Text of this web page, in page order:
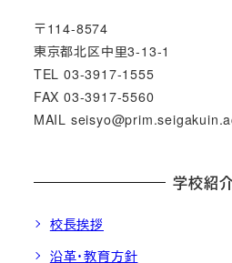
〒114-8574
東京都北区中里3-13-1
TEL 03-3917-1555
FAX 03-3917-5560
MAIL
学校紹
校長挨拶
沿革・教育方針